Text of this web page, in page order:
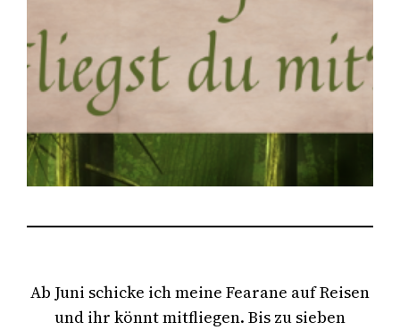
Ab Juni schicke ich meine Fearane auf Reisen
und ihr könnt mitfliegen. Bis zu sieben